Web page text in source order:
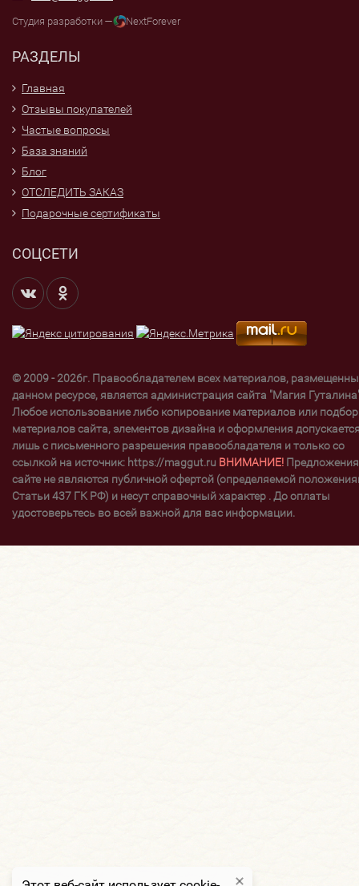
Студия разработки — NextForever
РАЗДЕЛЫ
Главная
Отзывы покупателей
Частые вопросы
База знаний
Блог
ОТСЛЕДИТЬ ЗАКАЗ
Подарочные сертификаты
СОЦСЕТИ
© 2009 - 2026г. Правообладателем всех материалов,
данном ресурсе, является администрация сайта "Магия
Любое использование либо копирование материалов или
материалов сайта, элементов дизайна и оформления
лишь с письменного разрешения правообладателя и только со
ссылкой на источник: https://maggut.ru ВНИМАНИЕ!
сайте не являются публичной офертой (определяемой
Статьи 437 ГК РФ) и несут справочный характер . До оплаты
удостоверьтесь во всей важной для вас информации.